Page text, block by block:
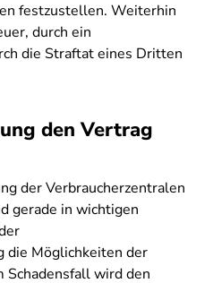
festzustellen. Weiterhin
durch ein
die Straftat eines Dritten
den Vertrag
der Verbraucherzentralen
gerade in wichtigen
die Möglichkeiten der
Schadensfall wird den